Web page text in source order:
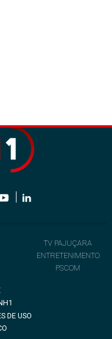
TV PAJUÇARA
ENTRETENIMENTO
PSCOM
DE USO